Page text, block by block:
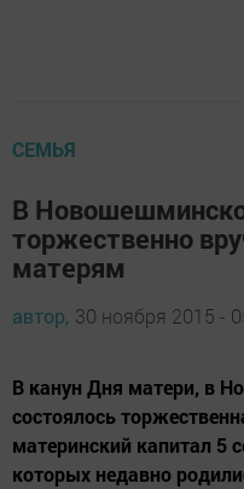
СЕМЬЯ
В
торжественно
матерям
автор, 30 ноября 2015 -
В канун Дня матери, в
состоялось
материнский капитал 5
которых недавно